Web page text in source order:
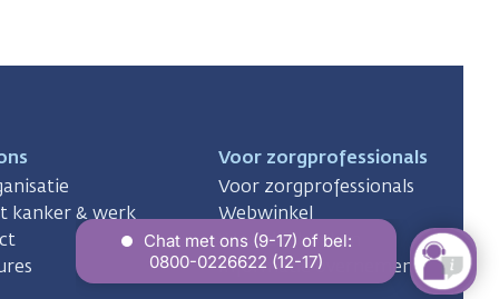
kanker & werk
Voor zorgprofessionals
Voor zorgprofessionals
Webwinkel
Woordenboeken
Informatie overnemen